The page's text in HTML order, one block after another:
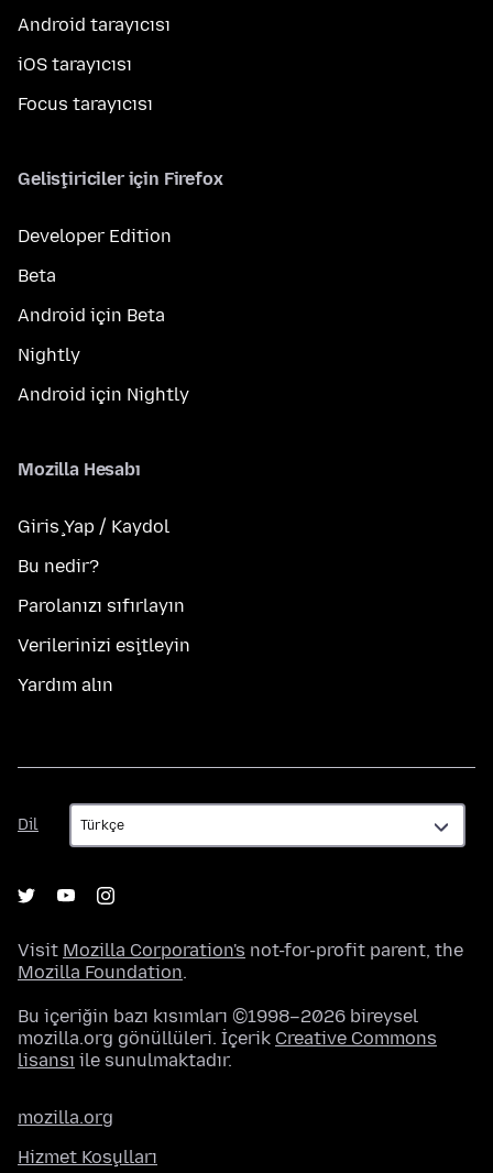
Android tarayıcısı
iOS tarayıcısı
Focus tarayıcısı
Geliştiriciler için Firefox
Developer Edition
Beta
Android için Beta
Nightly
Android için Nightly
Mozilla Hesabı
Giriş Yap / Kaydol
Bu nedir?
Parolanızı sıfırlayın
Verilerinizi eşitleyin
Yardım alın
Dil
Dil
Visit Mozilla Corporation's not-for-profit parent, the
Mozilla Foundation.
Bu içeriğin bazı kısımları ©1998–2026 bireysel
mozilla.org gönüllüleri. İçerik Creative Commons
lisansı ile sunulmaktadır.
mozilla.org
Hizmet Koşulları